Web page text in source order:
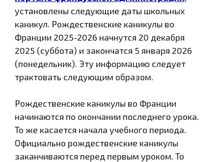
установлены следующие даты школьных
каникул. Рождественские каникулы во
Франции 2025-2026 начнутся 20 декабря
2025 (суббота) и закончатся 5 января 2026
(понедельник). Эту информацию следует
трактовать следующим образом.
Рождественские каникулы во Франции
начинаются по окончании последнего урока.
То же касается начала учебного периода.
Официально рождественские каникулы
заканчиваются перед первым уроком. То